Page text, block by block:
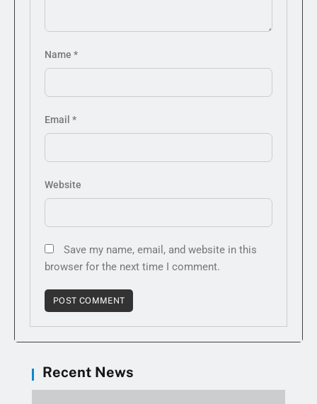
Name *
Email *
Website
Save my name, email, and website in this
browser for the next time I comment.
Recent News